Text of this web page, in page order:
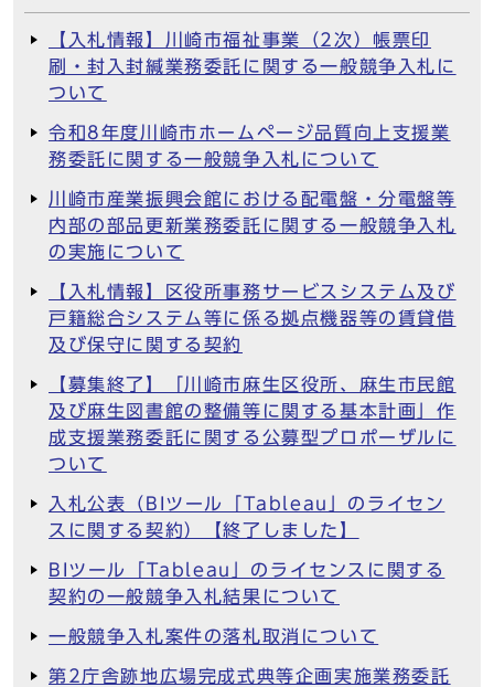
【入札情報】川崎市福祉事業（2次）帳票印
刷・封入封緘業務委託に関する一般競争入札に
ついて
令和8年度川崎市ホームページ品質向上支援業
務委託に関する一般競争入札について
川崎市産業振興会館における配電盤・分電盤等
内部の部品更新業務委託に関する一般競争入札
の実施について
【入札情報】区役所事務サービスシステム及び
戸籍総合システム等に係る拠点機器等の賃貸借
及び保守に関する契約
【募集終了】「川崎市麻生区役所、麻生市民館
及び麻生図書館の整備等に関する基本計画」作
成支援業務委託に関する公募型プロポーザルに
ついて
入札公表（BIツール「Tableau」のライセン
スに関する契約）【終了しました】
BIツール「Tableau」のライセンスに関する
契約の一般競争入札結果について
一般競争入札案件の落札取消について
第2庁舎跡地広場完成式典等企画実施業務委託